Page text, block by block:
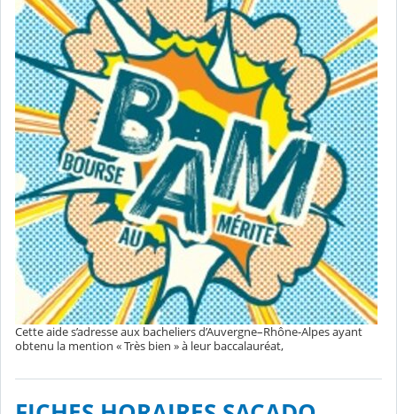
Cette aide s’adresse aux bacheliers d’Auvergne–Rhône-Alpes ayant
obtenu la mention « Très bien » à leur baccalauréat,